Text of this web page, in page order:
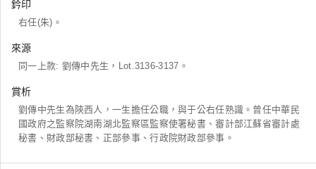
鈐印
右任(朱)。
來源
同一上款: 劉傳中先生，Lot.3136-3137。
賞析
劉傳中先生為陝西人，一生擔任公職，與于公右任熟識。曾任中華民
國政府之監察院湖南湖北監察區監察使署秘書、審計部江蘇省審計處
秘書、財政部秘書、正部參事、行政院財政部參事。